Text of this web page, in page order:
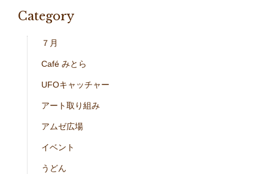
Category
７月
Café みとら
UFOキャッチャー
アート取り組み
アムゼ広場
イベント
うどん